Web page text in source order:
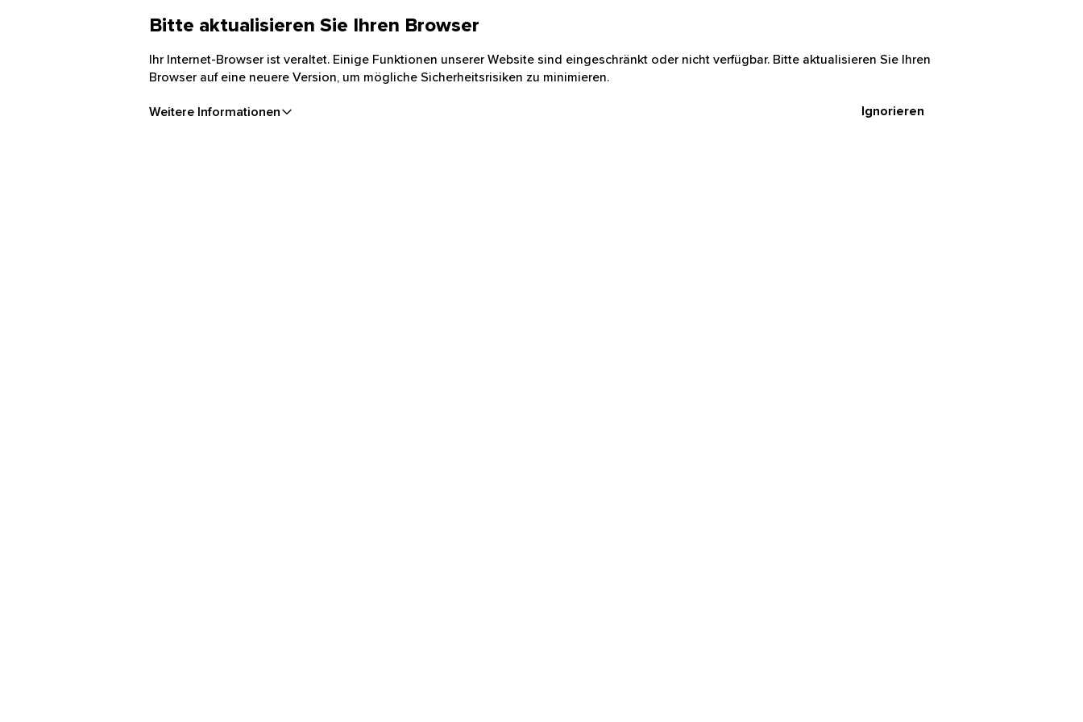
Bitte aktualisieren Sie Ihren Browser
Ihr Internet-Browser ist veraltet. Einige Funktionen unserer Website sind eingeschränkt oder nicht verfügbar. Bitte aktualisieren Sie Ihren
Browser auf eine neuere Version, um mögliche Sicherheitsrisiken zu minimieren.
Weitere Informationen Ignorieren